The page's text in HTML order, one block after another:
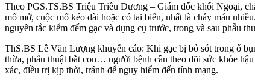
Theo PGS.TS.BS Triệu Triều Dương – Giám đốc khối Ngoại,
mổ mở, cuộc mổ kéo dài hoặc có tai biến, nhất là chảy máu
nguyên tắc kiểm đếm gạc và dụng cụ trước, trong và sau phẫu
ThS.BS Lê Văn Lượng khuyến cáo: Khi gạc bị bỏ sót trong ổ
thừa, phẫu thuật bắt con… người bệnh cần theo dõi sức khỏe
xác, điều trị kịp thời, tránh để nguy hiểm đến tính mạng.